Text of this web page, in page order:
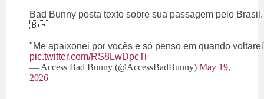
Bad Bunny posta texto sobre sua passagem pelo Brasil.
🇧🇷
"Me apaixonei por vocês e só penso em quando
pic.twitter.com/RS8LwDpcTi
— Access Bad Bunny (@AccessBadBunny) May 19,
2026